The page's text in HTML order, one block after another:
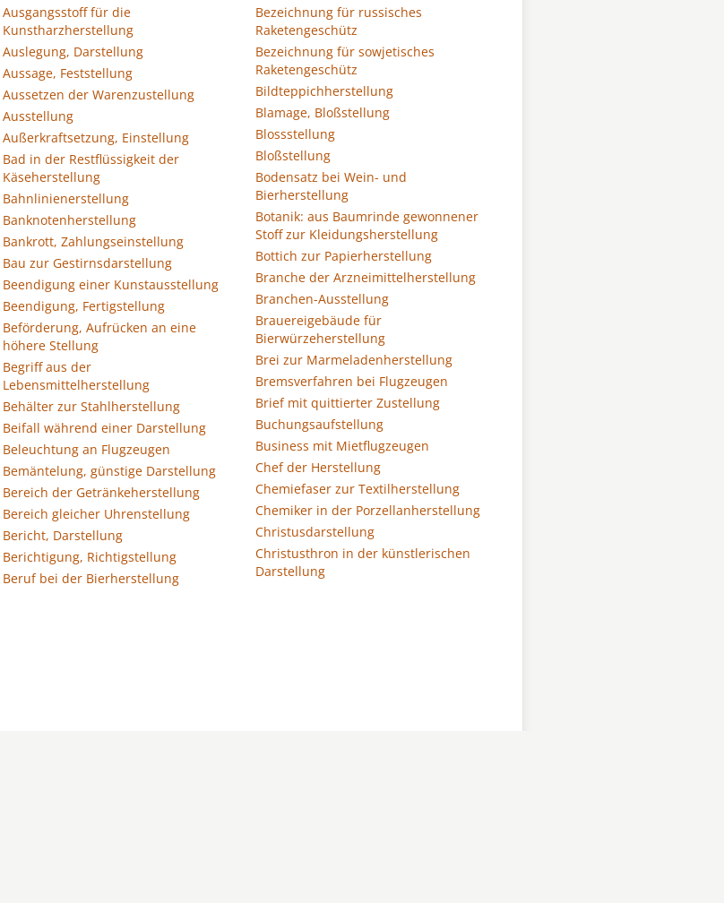
Ausgangsstoff für die
Kunstharzherstellung
Auslegung, Darstellung
Aussage, Feststellung
Aussetzen der Warenzustellung
Ausstellung
Außerkraftsetzung, Einstellung
Bad in der Restflüssigkeit der
Käseherstellung
Bahnlinienerstellung
Banknotenherstellung
Bankrott, Zahlungseinstellung
Bau zur Gestirnsdarstellung
Beendigung einer Kunstausstellung
Beendigung, Fertigstellung
Beförderung, Aufrücken an eine
höhere Stellung
Begriff aus der
Lebensmittelherstellung
Behälter zur Stahlherstellung
Beifall während einer Darstellung
Beleuchtung an Flugzeugen
Bemäntelung, günstige Darstellung
Bereich der Getränkeherstellung
Bereich gleicher Uhrenstellung
Bericht, Darstellung
Berichtigung, Richtigstellung
Beruf bei der Bierherstellung
Bezeichnung für russisches
Raketengeschütz
Bezeichnung für sowjetisches
Raketengeschütz
Bildteppichherstellung
Blamage, Bloßstellung
Blossstellung
Bloßstellung
Bodensatz bei Wein- und
Bierherstellung
Botanik: aus Baumrinde gewonnener
Stoff zur Kleidungsherstellung
Bottich zur Papierherstellung
Branche der Arzneimittelherstellung
Branchen-Ausstellung
Brauereigebäude für
Bierwürzeherstellung
Brei zur Marmeladenherstellung
Bremsverfahren bei Flugzeugen
Brief mit quittierter Zustellung
Buchungsaufstellung
Business mit Mietflugzeugen
Chef der Herstellung
Chemiefaser zur Textilherstellung
Chemiker in der Porzellanherstellung
Christusdarstellung
Christusthron in der künstlerischen
Darstellung